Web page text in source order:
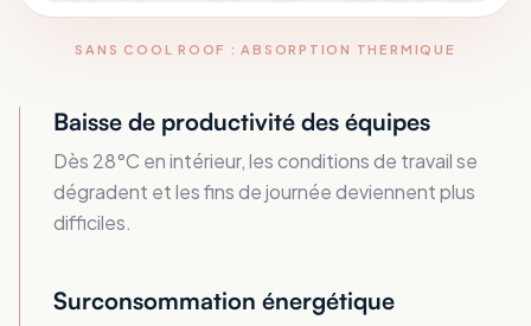
SANS COOL ROOF : ABSORPTION THERMIQUE
Baisse de productivité des équipes
Dès 28°C en intérieur, les conditions de travail se
dégradent et les fins de journée deviennent plus
difficiles.
Surconsommation énergétique